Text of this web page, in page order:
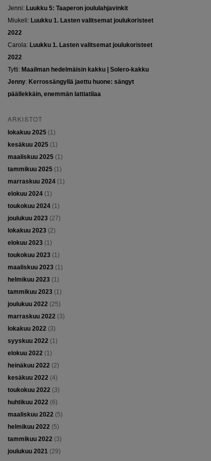
Jenni: Luukku 5: Taaperon joululahjavinkit
Miukeli: Luukku 1. Lasten valitsemat joulukoristeet
2022
Carola: Luukku 1. Lasten valitsemat joulukoristeet
2022
Tytti: Maailman hedelmäisin kakku | Solero-kakku
Jenny: Kerrossängyllä jaettu huone: sängyt
päällekkäin, enemmän lattiatilaa
ARKISTOT
lokakuu 2025(1)
kesäkuu 2025(1)
maaliskuu 2025(1)
tammikuu 2025(1)
marraskuu 2024(1)
elokuu 2024(1)
toukokuu 2024(1)
joulukuu 2023(27)
lokakuu 2023(2)
elokuu 2023(1)
toukokuu 2023(1)
maaliskuu 2023(1)
helmikuu 2023(1)
tammikuu 2023(1)
joulukuu 2022(25)
marraskuu 2022(3)
lokakuu 2022(3)
syyskuu 2022(1)
elokuu 2022(1)
heinäkuu 2022(2)
kesäkuu 2022(4)
toukokuu 2022(3)
huhtikuu 2022(6)
maaliskuu 2022(5)
helmikuu 2022(5)
tammikuu 2022(3)
joulukuu 2021(29)